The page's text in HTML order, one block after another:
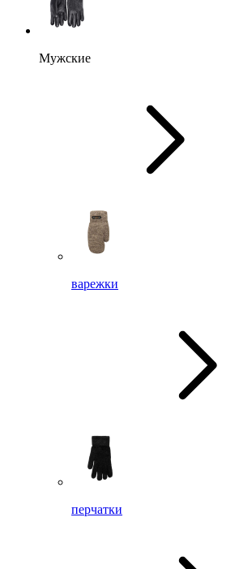
Мужские
варежки
перчатки